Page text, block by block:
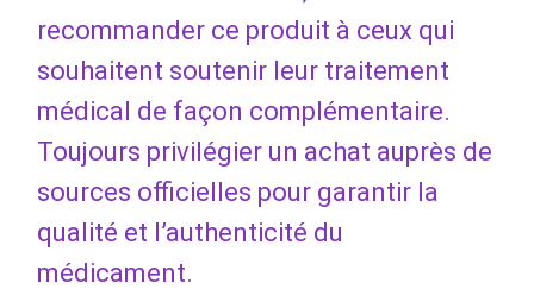
recommander ce produit à ceux qui
souhaitent soutenir leur traitement
médical de façon complémentaire.
Toujours privilégier un achat auprès de
sources officielles pour garantir la
qualité et l’authenticité du
médicament.